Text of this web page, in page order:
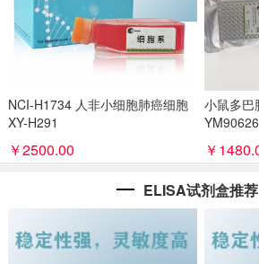
NCI-H1734 人非小细胞肺癌细胞
XY-H291
￥2500.00
小鼠多巴
￥
ELISA试剂盒推荐